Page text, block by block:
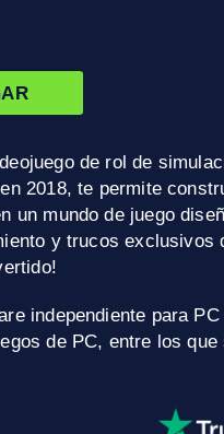
de rol de
2018, te permite
un mundo de juego
y trucos exclusivos
independiente para
de PC, entre los